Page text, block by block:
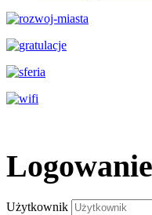
Logowanie
Użytkownik